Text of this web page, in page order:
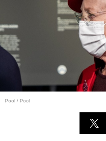
Pool / Pool